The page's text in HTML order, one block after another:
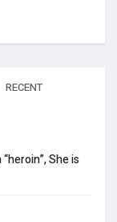
RECENT
She is